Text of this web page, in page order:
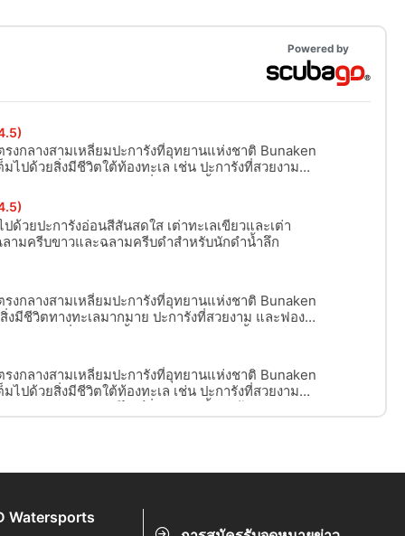
Powered by
งกลางสามเหลี่ยมปะการังที่อุทยานแห่งชาติ Bunaken
ไปด้วยสิ่งมีชีวิตใต้ท้องทะเล เช่น ปะการังที่สวยงาม
ด้วยปะการังอ่อนสีสันสดใส เต่าทะเลเขียวและเต่า
ามครีบขาวและฉลามครีบดำสำหรับนักดำน้ำลึก
งกลางสามเหลี่ยมปะการังที่อุทยานแห่งชาติ Bunaken
มีชีวิตทางทะเลมากมาย ปะการังที่สวยงาม และฟองน้ำ
งกลางสามเหลี่ยมปะการังที่อุทยานแห่งชาติ Bunaken
ไปด้วยสิ่งมีชีวิตใต้ท้องทะเล เช่น ปะการังที่สวยงาม
Watersports